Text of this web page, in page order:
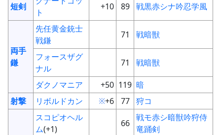
短剣
ト
+10 89 戦黒赤シナ吟忍学風
両手
鎌
先任黄金銃士
戦鎌
71 戦暗獣
フォースザグ
ナル
71 戦暗獣
ダクノマニア +50 119 暗
射撃
リボルドカン ※+6 77 狩コ
スコピオヘル
ム(+1)
66
戦モ赤シ暗獣吟狩侍
竜踊剣